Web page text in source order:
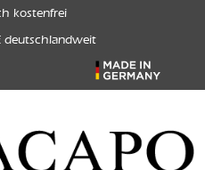
kostenfrei
deutschlandweit